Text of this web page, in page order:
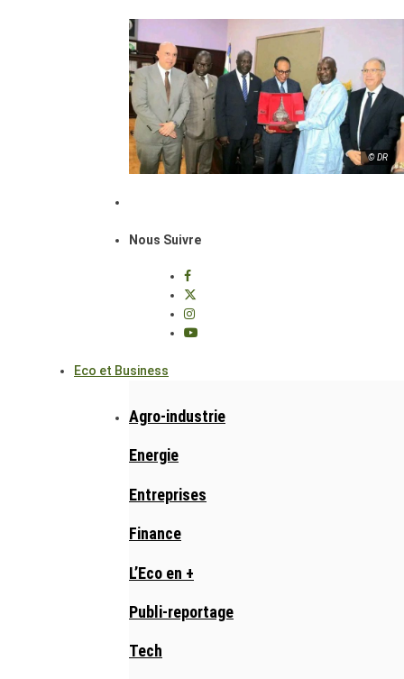
© DR
Nous Suivre
Eco et Business
Agro-industrie
Energie
Entreprises
Finance
L’Eco en +
Publi-reportage
Tech